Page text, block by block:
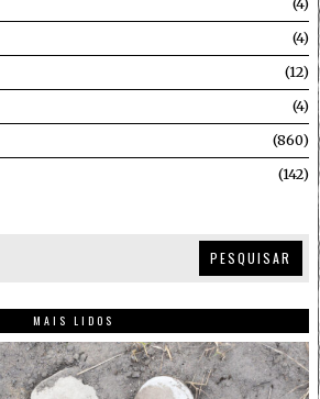
4
4
12
4
860
142
PESQUISAR
MAIS LIDOS